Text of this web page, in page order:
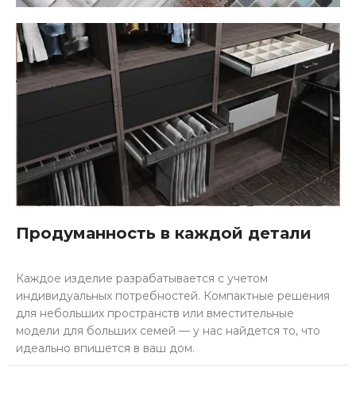
Продуманность в каждой детали
Каждое изделие разрабатывается с учетом
индивидуальных потребностей. Компактные решения
для небольших пространств или вместительные
модели для больших семей — у нас найдется то, что
идеально впишется в ваш дом.